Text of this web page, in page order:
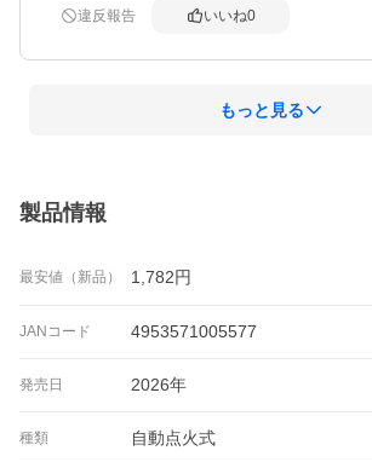
違反報告 いいね0
もっと見る
製品情報
最安値（新品） 1,782円
JANコード 4953571005577
発売日 2026年
種類 自動点火式